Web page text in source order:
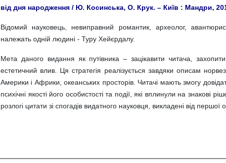
від дня народження / Ю. Косинська, О. Крук. – Київ : Мандри,
Відомий науковець, невиправний романтик, археолог,
належать одній людині - Туру Хейєрдалу.
Мета даного видання як путівника – зацікавити читача,
естетичний влив. Ця стратегія реалізується завдяки описам
Америки і Африки, океанських просторів. Читачі мають змогу
психічні якості його особистості та події, які вплинули на знакові
розлогі цитати зі спогадів видатного науковця, викладені від першої